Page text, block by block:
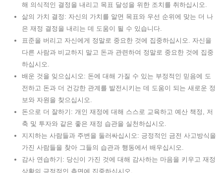
해 의식적인 결정을 내리고 목표 달성을 위한 조치를 취하십시오.
삶의 가치 결정: 자신의 가치를 알면 목표와 우선 순위에 맞는 더 나
은 재정 결정을 내리는 데 도움이 될 수 있습니다.
표준을 버리고 자신에게 정말로 중요한 것에 집중하십시오. 자신을
다른 사람과 비교하지 말고 돈과 관련하여 정말로 중요한 것에 집중
하십시오.
배운 것을 잊으십시오: 돈에 대해 가질 수 있는 부정적인 믿음에 도
전하고 돈과 더 건강한 관계를 발전시키는 데 도움이 되는 새로운 정
보와 자원을 찾으십시오.
돈으로 더 잘하기: 개인 재정에 대해 스스로 교육하고 예산 책정, 저
축 및 투자와 같은 좋은 재정 습관을 실천하십시오.
지지하는 사람들과 주변을 둘러싸십시오: 긍정적인 금전 사고방식을
가진 사람들을 찾아 그들의 습관과 행동에서 배우십시오.
감사 연습하기: 당신이 가진 것에 대해 감사하는 마음을 키우고 재정
상황의 긍정적인 측면에 집중하십시오.